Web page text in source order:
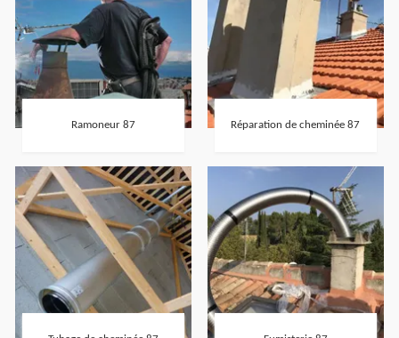
Ramoneur 87 Réparation de cheminée 87